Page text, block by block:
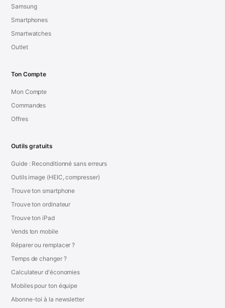
Samsung
Smartphones
Smartwatches
Outlet
Ton Compte
Mon Compte
Commandes
Offres
Outils gratuits
Guide : Reconditionné sans erreurs
Outils image (HEIC, compresser)
Trouve ton smartphone
Trouve ton ordinateur
Trouve ton iPad
Vends ton mobile
Réparer ou remplacer ?
Temps de changer ?
Calculateur d'économies
Mobiles pour ton équipe
Abonne-toi à la newsletter